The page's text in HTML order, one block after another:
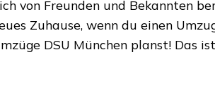
von Freunden und Bekannten
Zuhause, wenn du einen
DSU München planst! Das